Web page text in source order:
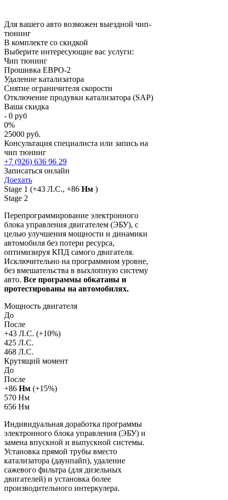
Для вашего авто возможен выездной чип-
тюнинг
В комплекте со скидкой
Выберите интересующие вас услуги:
Чип тюнинг
Прошивка ЕВРО-2
Удаление катализатора
Снятие ограничителя скорости
Отключение продувки катализатора (SAP)
Ваша скидка
- 0 руб
0%
25000 руб.
Консультация специалиста или запись на
чип тюнинг
+7 (926) 636 96 29
Записаться онлайн
Доехать
Stage 1 (+43 Л.С., +86 Нм )
Stage 2
Перепрограммирование электронного
блока управления двигателем (ЭБУ), с
целью улучшения мощности и динамики
автомобиля без потери ресурса,
оптимизируя КПД самого двигателя.
Исключительно на программном уровне,
без вмешательства в выхлопную систему
авто. Все программы обкатаны и
протестированы на автомобилях.
Мощность двигателя
До
После
+43 Л.С. (+10%)
425 Л.С.
468 Л.С.
Крутящий момент
До
После
+86 Нм (+15%)
570 Нм
656 Нм
Индивидуальная доработка программы
электронного блока управления (ЭБУ) и
замена впускной и выпускной системы.
Установка прямой трубы вместо
катализатора (даунпайп), удаление
сажевого фильтра (для дизельных
двигателей) и установка более
производительного интеркулера.